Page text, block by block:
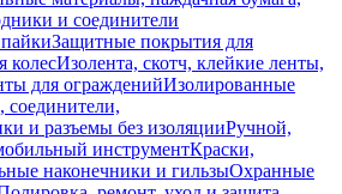
и соединители
Защитные покрытия для
колесИзолента, скотч, клейкие ленты,
для огражденийИзолированные
соединители,
и разъемы без изоляцииРучной,
инструментКраски,
наконечники и гильзыОхранные